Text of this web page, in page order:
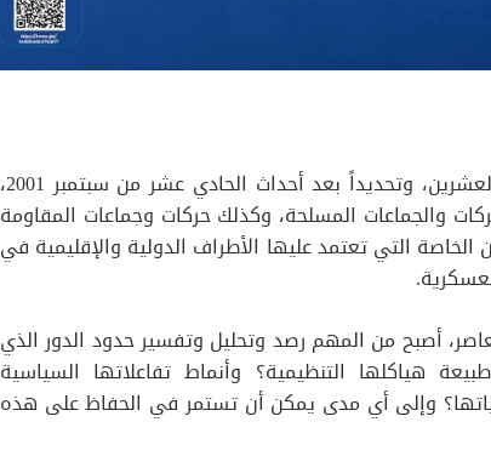
شهدت السنوات الماضية من القرن الحادي والعشرين، وتحديداً بعد أحداث الحادي عشر من سبتمبر 2001،
والجماعات المسلحة، وكذلك حركات وجماعات المقاومة
الخاصة التي تعتمد عليها الأطراف الدولية والإقليمية في
أصبح من المهم رصد وتحليل وتفسير حدود الدور الذي
هياكلها التنظيمية؟ وأنماط تفاعلاتها السياسية
وإلى أي مدى يمكن أن تستمر في الحفاظ على هذه